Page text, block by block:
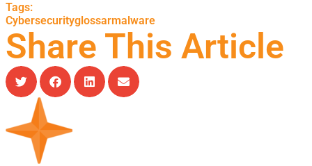
Tags:
Cybersecurityglossarmalware
Share This Article